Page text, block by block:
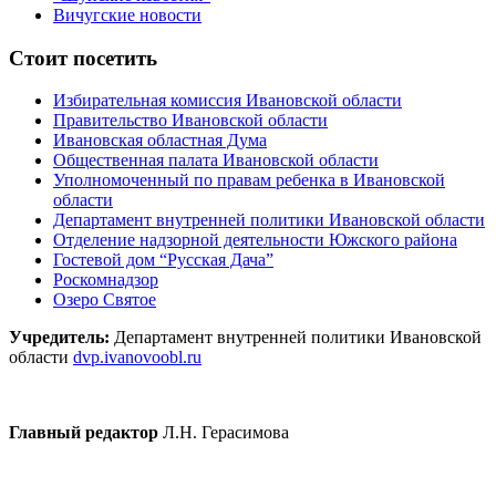
Вичугские новости
Стоит посетить
Избирательная комиссия Ивановской области
Правительство Ивановской области
Ивановская областная Дума
Общественная палата Ивановской области
Уполномоченный по правам ребенка в Ивановской
области
Департамент внутренней политики Ивановской области
Отделение надзорной деятельности Южского района
Гостевой дом “Русская Дача”
Роскомнадзор
Озеро Святое
Учредитель: Департамент внутренней политики Ивановской
области dvp.ivanovoobl.ru
Главный редактор Л.Н. Герасимова